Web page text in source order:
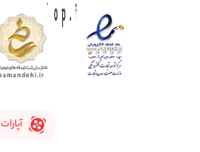
آپارات